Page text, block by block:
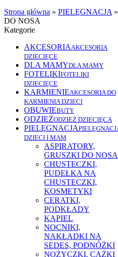
Strona główna » PIELĘGNACJA»
DO NOSA
Kategorie
AKCESORIAAKCESORIA
DZIECIĘCE
DLA MAMYDLA MAMY
FOTELIKIFOTELIKI
DZIECIĘCE
KARMIENIEAKCESORIA DO
KARMIENIA DZIECI
OBUWIEBUTY
ODZIEŻODZIEŻ DZIECIĘCA
PIELĘGNACJA
DZIECI I MAM
ASPIRATORY,
GRUSZKI DO NOSA
CHUSTECZKI,
PUDEŁKA NA
CHUSTECZKI,
KOSMETYKI
CERATKI,
PODKŁADY
KĄPIEL
NOCNIKI,
NAKŁADKI NA
SEDES, PODNÓŻKI
NOŻYCZKI, CĄŻKI